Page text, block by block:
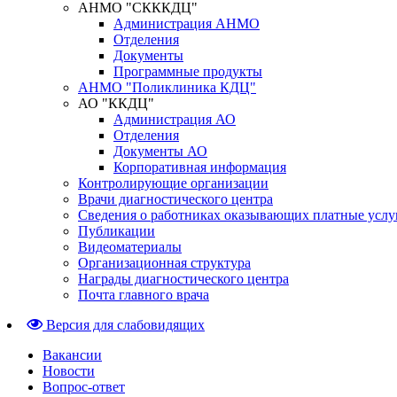
АНМО "СКККДЦ"
Администрация АНМО
Отделения
Документы
Программные продукты
АНМО "Поликлиника КДЦ"
АО "ККДЦ"
Администрация АО
Отделения
Документы АО
Корпоративная информация
Контролирующие организации
Врачи диагностического центра
Сведения о работниках оказывающих платные
Публикации
Видеоматериалы
Организационная структура
Награды диагностического центра
Почта главного врача
Версия для слабовидящих
Вакансии
Новости
Вопрос-ответ